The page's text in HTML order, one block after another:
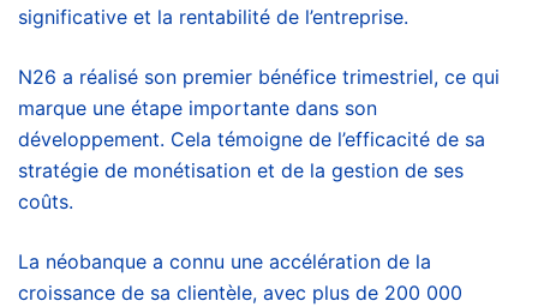
significative et la rentabilité de l’entreprise.
N26 a réalisé son premier bénéfice trimestriel, ce qui
marque une étape importante dans son
développement. Cela témoigne de l’efficacité de sa
stratégie de monétisation et de la gestion de ses
coûts.
La néobanque a connu une accélération de la
croissance de sa clientèle, avec plus de 200 000